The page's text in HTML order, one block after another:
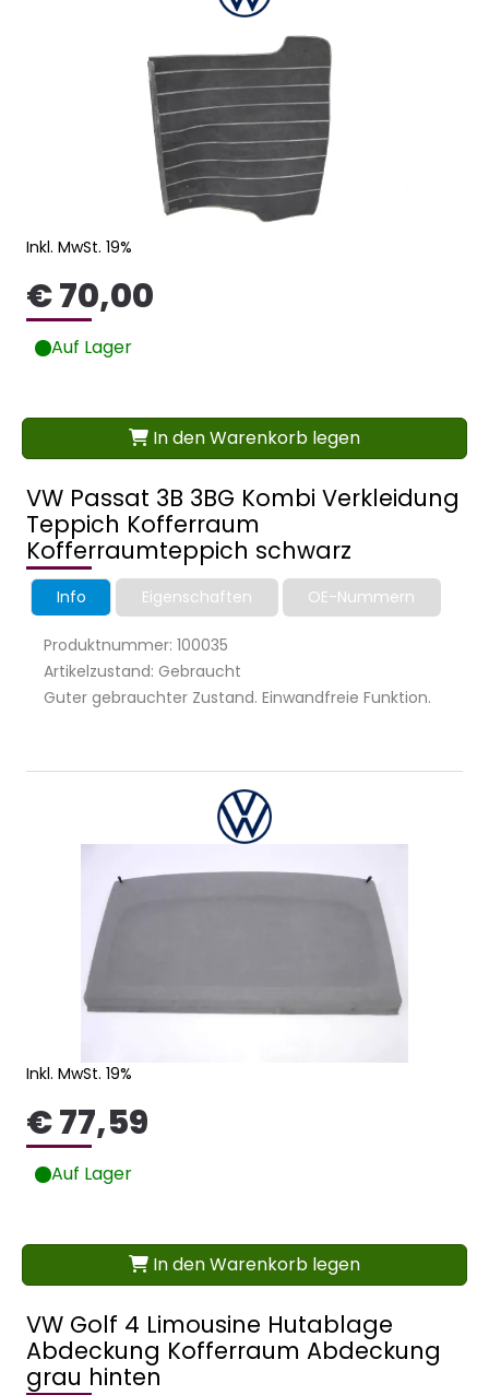
VW Passat 3B 3BG Kombi Verkleidung
Teppich Kofferraum
Kofferraumteppich schwarz
Info Eigenschaften OE-Nummern
Produktnummer: 100035
Artikelzustand: Gebraucht
Guter gebrauchter Zustand. Einwandfreie Funktion.
Inkl. MwSt. 19%
€ 70,00
Auf Lager
In den Warenkorb legen
VW Golf 4 Limousine Hutablage
Abdeckung Kofferraum Abdeckung
grau hinten
Inkl. MwSt. 19%
€ 77,59
Auf Lager
In den Warenkorb legen